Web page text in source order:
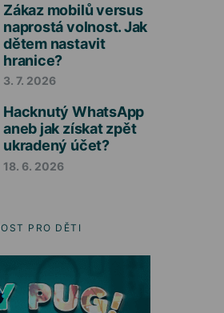
Zákaz mobilů versus
naprostá volnost. Jak
dětem nastavit
hranice?
3. 7. 2026
Hacknutý WhatsApp
aneb jak získat zpět
ukradený účet?
18. 6. 2026
PRO DĚTI